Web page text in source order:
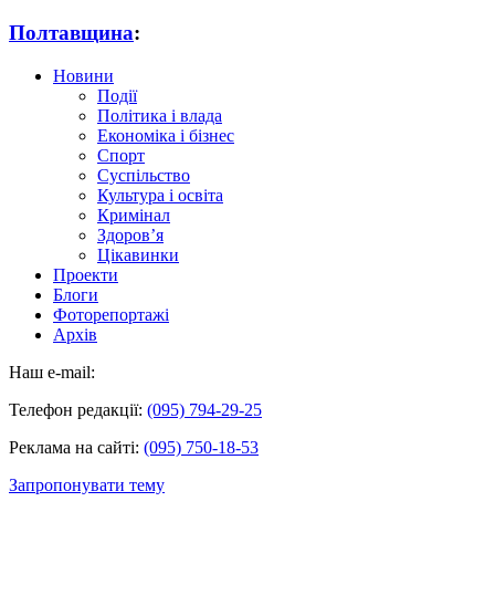
Полтавщина:
Новини
Події
Політика і влада
Економіка і бізнес
Спорт
Суспільство
Культура і освіта
Кримінал
Здоров’я
Цікавинки
Проекти
Блоги
Фоторепортажі
Архів
Наш e-mail:
Телефон редакції: (095) 794-29-25
Реклама на сайті: (095) 750-18-53
Запропонувати тему